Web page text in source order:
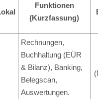
Funktionen
(Kurzfassung)
Rechnungen,
Buchhaltung (EÜR
& Bilanz), Banking,
Belegscan,
Auswertungen.